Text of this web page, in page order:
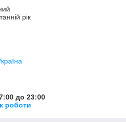
значення дорівнює 800
номінальна одно
циліндрів в
кут розвалу дорівнює 90
циліндра - 130 мм Хід поршня
охолодження даного мотора
В характеристиках двигуна
у вигляді пускового
дистанційним
рік
до 23:00
роботи